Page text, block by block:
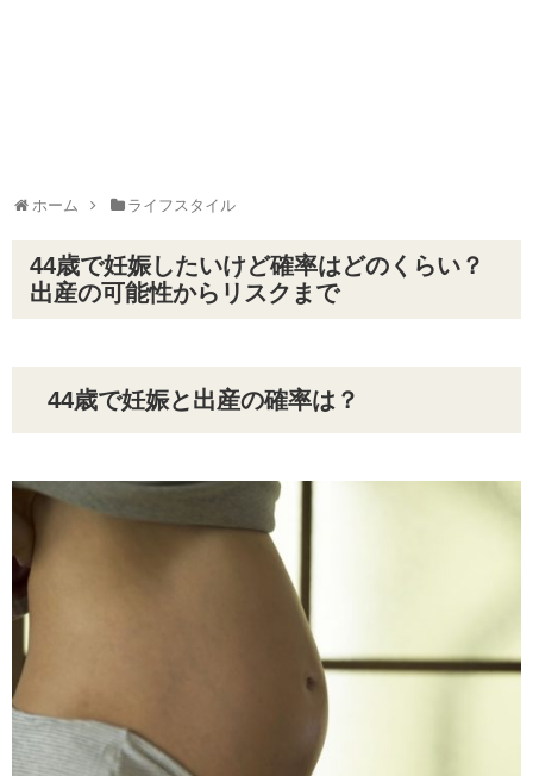
ホーム ライフスタイル
44歳で妊娠したいけど確率はどのくらい？
出産の可能性からリスクまで
44歳で妊娠と出産の確率は？